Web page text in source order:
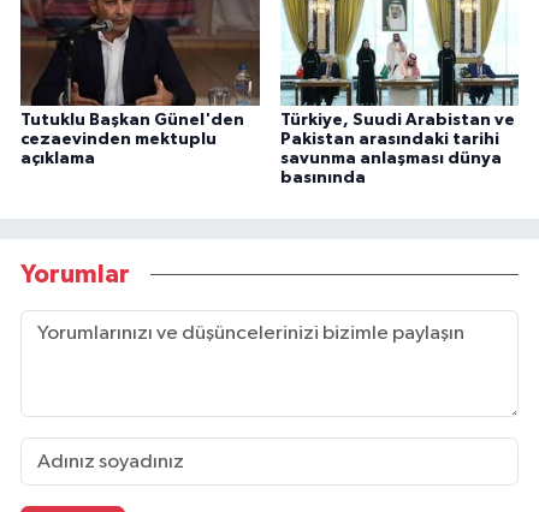
Tutuklu Başkan Günel'den
cezaevinden mektuplu
açıklama
Türkiye, Suudi Arabistan ve
Pakistan arasındaki tarihi
savunma anlaşması dünya
basınında
Yorumlar